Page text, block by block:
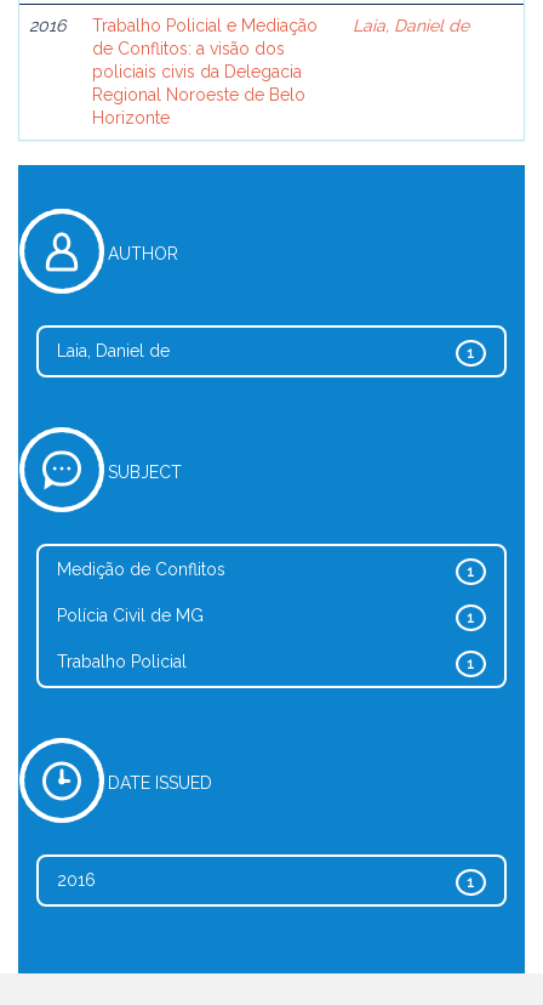
2016
Trabalho Policial e Mediação
de Conflitos: a visão dos
policiais civis da Delegacia
Regional Noroeste de Belo
Horizonte
Laia, Daniel de
AUTHOR
1
Laia, Daniel de
SUBJECT
1
Medição de Conflitos
1
Polícia Civil de MG
1
Trabalho Policial
DATE ISSUED
1
2016